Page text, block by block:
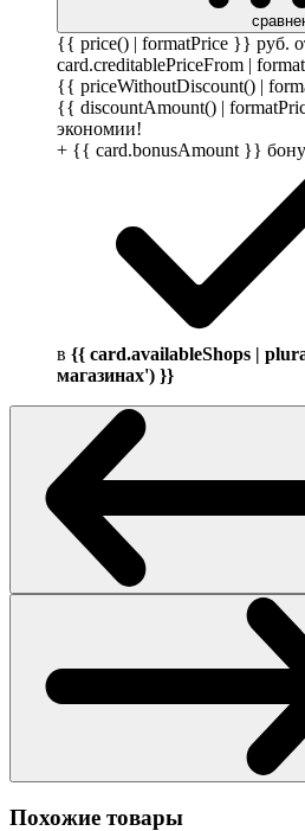
{{ price() | formatPrice }} руб.
card.creditablePriceFrom |
{{ priceWithoutDiscount() |
{{ discountAmount() |
экономии!
+ {{ card.bonusAmount }}
в {{ card.availableShops |
магазинах') }}
Похожие товары